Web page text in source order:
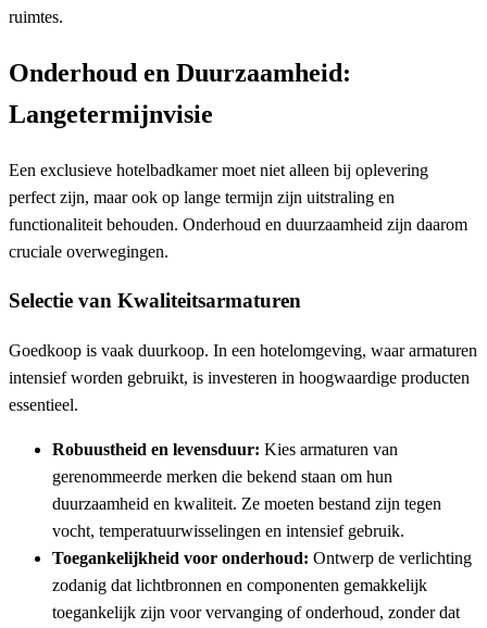
ruimtes.
Onderhoud en Duurzaamheid:
Langetermijnvisie
Een exclusieve hotelbadkamer moet niet alleen bij oplevering
perfect zijn, maar ook op lange termijn zijn uitstraling en
functionaliteit behouden. Onderhoud en duurzaamheid zijn daarom
cruciale overwegingen.
Selectie van Kwaliteitsarmaturen
Goedkoop is vaak duurkoop. In een hotelomgeving, waar armaturen
intensief worden gebruikt, is investeren in hoogwaardige producten
essentieel.
Robuustheid en levensduur: Kies armaturen van
gerenommeerde merken die bekend staan om hun
duurzaamheid en kwaliteit. Ze moeten bestand zijn tegen
vocht, temperatuurwisselingen en intensief gebruik.
Toegankelijkheid voor onderhoud: Ontwerp de verlichting
zodanig dat lichtbronnen en componenten gemakkelijk
toegankelijk zijn voor vervanging of onderhoud, zonder dat